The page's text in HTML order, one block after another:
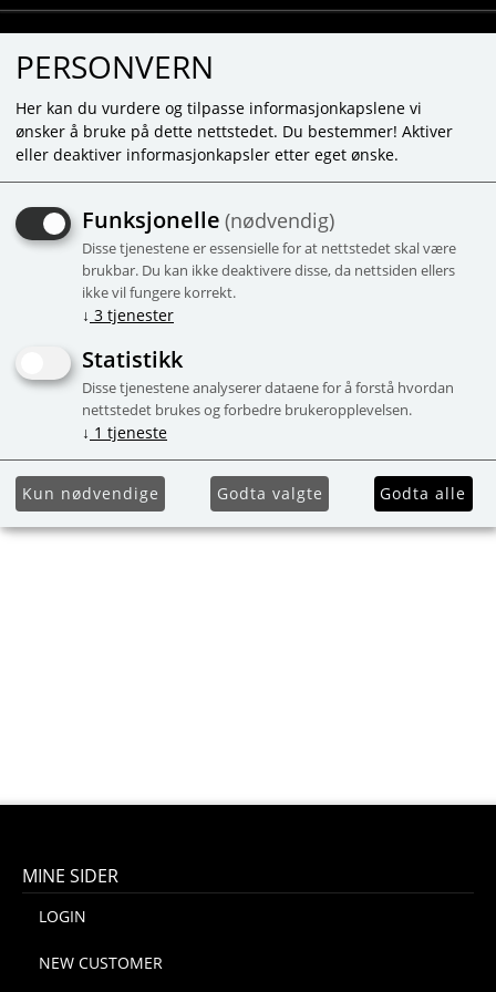
UNABLE TO FIND PRODUCT
Mainpage
MINE SIDER
LOGIN
NEW CUSTOMER
PERSONVERN
Her kan du vurdere og tilpasse informasjonkapslene vi
ønsker å bruke på dette nettstedet. Du bestemmer! Aktiver
eller deaktiver informasjonkapsler etter eget ønske.
Funksjonelle (nødvendig)
Disse tjenestene er essensielle for at nettstedet skal være
brukbar. Du kan ikke deaktivere disse, da nettsiden ellers
ikke vil fungere korrekt.
↓ 3 tjenester
Statistikk
Disse tjenestene analyserer dataene for å forstå hvordan
nettstedet brukes og forbedre brukeropplevelsen.
↓ 1 tjeneste
Kun nødvendige Godta valgte Godta alle